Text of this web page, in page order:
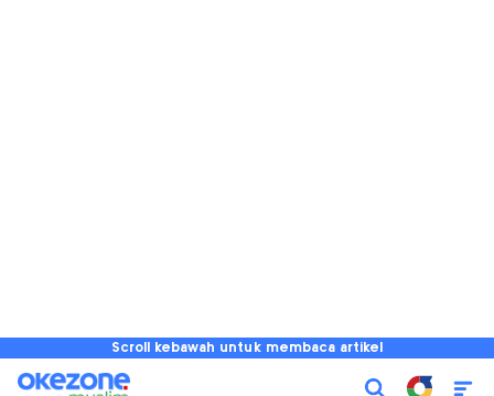
Scroll kebawah untuk membaca artikel